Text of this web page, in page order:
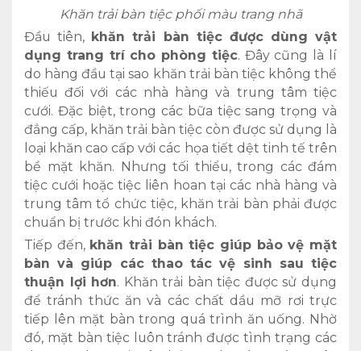
Khăn trải bàn tiệc phối màu trang nhã
Đầu tiên, khăn trải bàn tiệc được dùng vật
dụng trang trí cho phòng tiệc. Đây cũng là lí
do hàng đầu tại sao khăn trải bàn tiệc không thể
thiếu đối với các nhà hàng và trung tâm tiệc
cưới. Đặc biệt, trong các bữa tiệc sang trọng và
đẳng cấp, khăn trải bàn tiệc còn được sử dụng là
loại khăn cao cấp với các họa tiết dệt tinh tế trên
bề mặt khăn. Nhưng tối thiểu, trong các đám
tiệc cưới hoặc tiệc liên hoan tại các nhà hàng và
trung tâm tổ chức tiệc, khăn trải bàn phải được
chuẩn bị trước khi đón khách.
Tiếp đến, khăn trải bàn tiệc giúp bảo vệ mặt
bàn và giúp các thao tác vệ sinh sau tiệc
thuận lợi hơn. Khăn trải bàn tiệc được sử dụng
để tránh thức ăn và các chất dầu mỡ rơi trực
tiếp lên mặt bàn trong quá trình ăn uống. Nhờ
đó, mặt bàn tiệc luôn tránh được tình trạng các